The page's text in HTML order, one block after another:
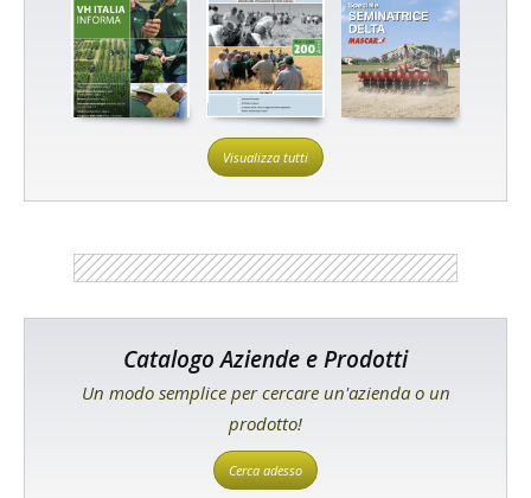
Visualizza tutti
Catalogo Aziende e Prodotti
Un modo semplice per cercare un'azienda o un
prodotto!
Cerca adesso